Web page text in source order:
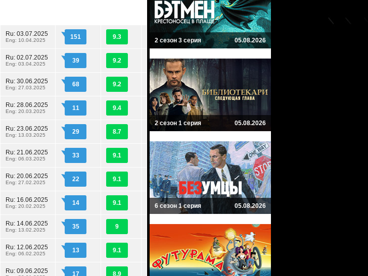
Ru: 03.07.2025
Eng: 10.04.2025 151 9.3
Ru: 02.07.2025
Eng: 03.04.2025 39 9.2
Ru: 30.06.2025
Eng: 27.03.2025 68 9.2
Ru: 28.06.2025
Eng: 20.03.2025 11 9.4
Ru: 23.06.2025
Eng: 13.03.2025 29 8.7
Ru: 21.06.2025
Eng: 06.03.2025 33 9.1
Ru: 20.06.2025
Eng: 27.02.2025 22 9.1
Ru: 16.06.2025
Eng: 20.02.2025 14 9.1
Ru: 14.06.2025
Eng: 13.02.2025 35 9
Ru: 12.06.2025
Eng: 06.02.2025 13 9.1
Ru: 09.06.2025 17 8.9
2 сезон 3 серия 05.08.2026
2 сезон 1 серия 05.08.2026
6 сезон 1 серия 05.08.2026